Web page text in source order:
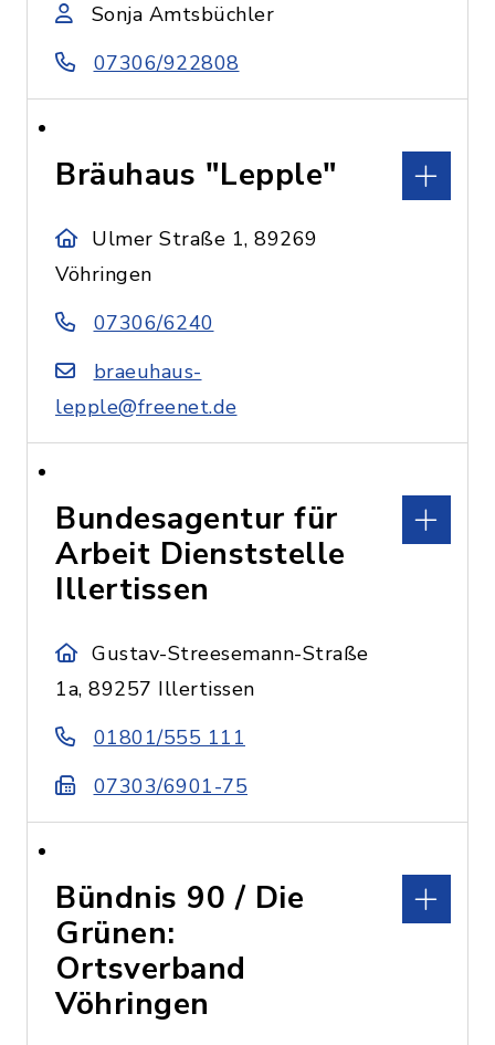
Sonja Amtsbüchler
07306/922808
Bräuhaus "Lepple"
Ulmer Straße 1, 89269
Vöhringen
07306/6240
braeuhaus-
lepple@freenet.de
Bundesagentur für
Arbeit Dienststelle
Illertissen
Gustav-Streesemann-Straße
1a, 89257 Illertissen
01801/555 111
07303/6901-75
Bündnis 90 / Die
Grünen:
Ortsverband
Vöhringen